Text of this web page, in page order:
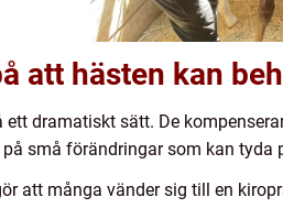
att hästen kan
dramatiskt sätt. De
små förändringar som kan tyda
att många vänder sig till en